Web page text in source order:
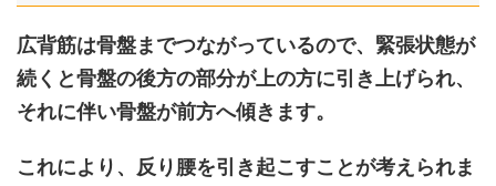
広背筋は骨盤までつながっているので、緊張状態が
続くと骨盤の後方の部分が上の方に引き上げられ、
それに伴い骨盤が前方へ傾きます。
これにより、反り腰を引き起こすことが考えられま